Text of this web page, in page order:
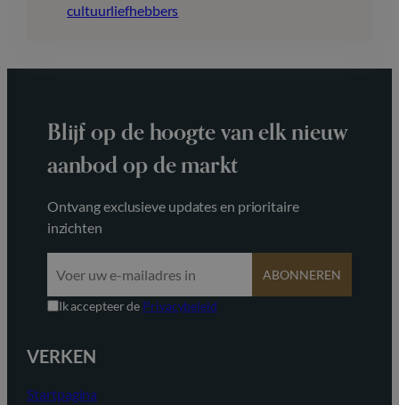
cultuurliefhebbers
Blijf op de hoogte van elk nieuw
aanbod op de markt
Ontvang exclusieve updates en prioritaire
inzichten
ABONNEREN
Ik accepteer de Privacybeleid
VERKEN
Startpagina